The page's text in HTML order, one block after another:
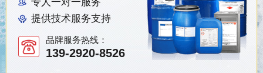
提供技术服务支持
品牌服务热线：
139-2920-8526